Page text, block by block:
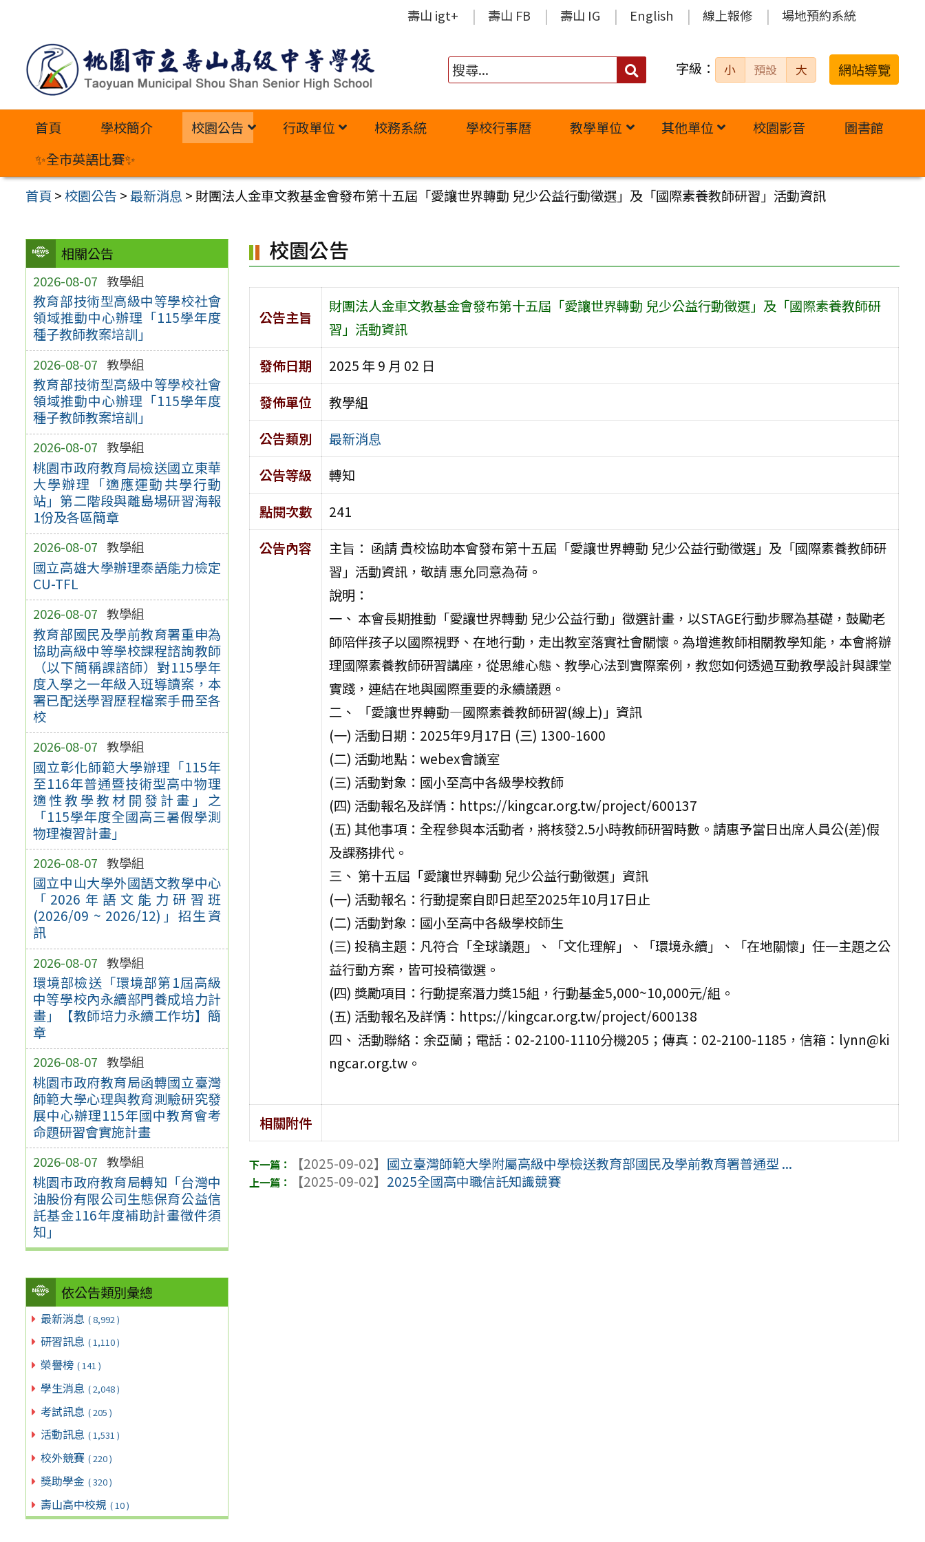
內
壽山 igt+ 壽山 FB 壽山 IG English 線上報修 場地預約系統
搜
字級： 小 預設 大 網站導覽
首頁 學校簡介 校園公告 行政單位 校務系統 學校行事曆 教學單位 其他單位 校園影音
圖書館
✨全市英語比賽✨
首頁 >校園公告 >最新消息 > 財團法人金車文教基金會發布第十五屆「愛讓世界轉動 兒少公益行動徵選」及「國際素養教師研習」活動資訊
相關公告
2026-08-07 教學組
教育部技術型高級中等學校社會
領域推動中心辦理「115學年度
種子教師教案培訓」
2026-08-07 教學組
教育部技術型高級中等學校社會
領域推動中心辦理「115學年度
種子教師教案培訓」
2026-08-07 教學組
桃園市政府教育局檢送國立東華
大學辦理「適應運動共學行動
站」第二階段與離島場研習海報
1份及各區簡章
2026-08-07 教學組
國立高雄大學辦理泰語能力檢定
CU-TFL
2026-08-07 教學組
教育部國民及學前教育署重申為
協助高級中等學校課程諮詢教師
（以下簡稱課諮師）對115學年
度入學之一年級入班導讀案，本
署已配送學習歷程檔案手冊至各
校
2026-08-07 教學組
國立彰化師範大學辦理「115年
至116年普通暨技術型高中物理
適性教學教材開發計畫」之
「115學年度全國高三暑假學測
物理複習計畫」
2026-08-07 教學組
國立中山大學外國語文教學中心
「2026年語文能力研習班
(2026/09 ~ 2026/12)」招生資
訊
2026-08-07 教學組
環境部檢送「環境部第1屆高級
中等學校內永續部門養成培力計
畫」【教師培力永續工作坊】簡
章
2026-08-07 教學組
桃園市政府教育局函轉國立臺灣
師範大學心理與教育測驗研究發
展中心辦理115年國中教育會考
命題研習會實施計畫
2026-08-07 教學組
桃園市政府教育局轉知「台灣中
油股份有限公司生態保育公益信
託基金116年度補助計畫徵件須
知」
依公告類別彙總
最新消息 ( 8,992 )
研習訊息 ( 1,110 )
榮譽榜 ( 141 )
學生消息 ( 2,048 )
考試訊息 ( 205 )
活動訊息 ( 1,531 )
校外競賽 ( 220 )
獎助學金 ( 320 )
壽山高中校規 ( 10 )
校園公告
公告主旨
財團法人金車文教基金會發布第十五屆「愛讓世界轉動 兒少公益行動徵選」及「國際素養教師研
習」活動資訊
發佈日期
2025 年 9 月 02 日
發佈單位
教學組
公告類別
最新消息
公告等級
轉知
點閱次數
241
公告內容
主旨： 函請 貴校協助本會發布第十五屆「愛讓世界轉動 兒少公益行動徵選」及「國際素養教師研
習」活動資訊，敬請 惠允同意為荷。
說明：
一、 本會長期推動「愛讓世界轉動 兒少公益行動」徵選計畫，以STAGE行動步驟為基礎，鼓勵老
師陪伴孩子以國際視野、在地行動，走出教室落實社會關懷。為增進教師相關教學知能，本會將辦
理國際素養教師研習講座，從思維心態、教學心法到實際案例，教您如何透過互動教學設計與課堂
實踐，連結在地與國際重要的永續議題。
二、 「愛讓世界轉動—國際素養教師研習(線上)」資訊
(一) 活動日期：2025年9月17日 (三) 1300-1600
(二) 活動地點：webex會議室
(三) 活動對象：國小至高中各級學校教師
(四) 活動報名及詳情：https://kingcar.org.tw/project/600137
(五) 其他事項：全程參與本活動者，將核發2.5小時教師研習時數。請惠予當日出席人員公(差)假
及課務排代。
三、 第十五屆「愛讓世界轉動 兒少公益行動徵選」資訊
(一) 活動報名：行動提案自即日起至2025年10月17日止
(二) 活動對象：國小至高中各級學校師生
(三) 投稿主題：凡符合「全球議題」、「文化理解」、「環境永續」、「在地關懷」任一主題之公
益行動方案，皆可投稿徵選。
(四) 獎勵項目：行動提案潛力獎15組，行動基金5,000~10,000元/組。
(五) 活動報名及詳情：https://kingcar.org.tw/project/600138
四、 活動聯絡：余亞蘭；電話：02-2100-1110分機205；傳真：02-2100-1185，信箱：lynn@ki
ngcar.org.tw。
相關附件
【2025-09-02】 國立臺灣師範大學附屬高級中學檢送教育部國民及學前教育署普通型 ...
【2025-09-02】 2025全國高中職信託知識競賽